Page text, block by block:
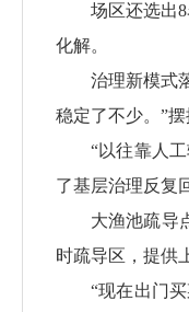
场区还选出
化解。
治理新模式
稳定了不少。”
“以往靠人
了基层治理反复
大渔池疏导
时疏导区，提供
“现在出门